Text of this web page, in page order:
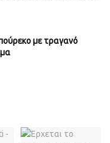
με τραγανό